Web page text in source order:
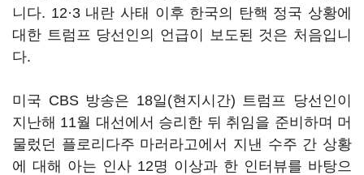
니다. 12·3 내란 사태 이후 한국의 탄핵 정국 상황에
대한 트럼프 당선인의 언급이 보도된 것은 처음입니
다.
미국 CBS 방송은 18일(현지시간) 트럼프 당선인이
지난해 11월 대선에서 승리한 뒤 취임을 준비하며 머
물렀던 플로리다주 마러라고에서 지낸 수주 간 상황
에 대해 아는 인사 12명 이상과 한 인터뷰를 바탕으